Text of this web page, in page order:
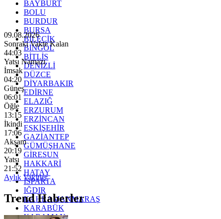
BAYBURT
BOLU
BURDUR
BURSA
BİLECİK
BİNGÖL
BİTLİS
DENİZLİ
DÜZCE
DİYARBAKIR
EDİRNE
ELAZIĞ
ERZURUM
ERZİNCAN
ESKİŞEHİR
GAZİANTEP
GÜMÜŞHANE
GİRESUN
HAKKARİ
HATAY
ISPARTA
IĞDIR
KAHRAMANMARAŞ
KARABÜK
KARAMAN
09.08.2026
Sonraki Vakte Kalan
44:01
Yatsı Namazı
İmsak
04:20
Güneş
06:01
Öğle
13:15
İkindi
17:06
Akşam
20:19
Yatsı
21:52
Aylık Vakitler
Trend Haberler